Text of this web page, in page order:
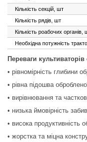
Кількість секцій, шт
Кількість рядів, шт
Кількість роабочих органів,
Необхідна потужність
Переваги культиваторів
• рівномірність глибини
• рівна підошва
• вирівнювання та
• низька ймовірність
• висока продуктивність
• жорстка та міцна